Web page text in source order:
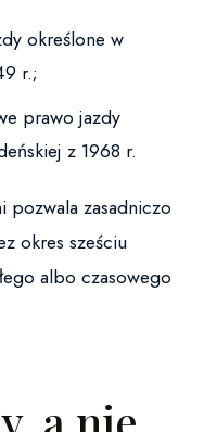
określone w
r.;
prawo jazdy
z 1968 r.
zasadniczo
okres sześciu
albo czasowego